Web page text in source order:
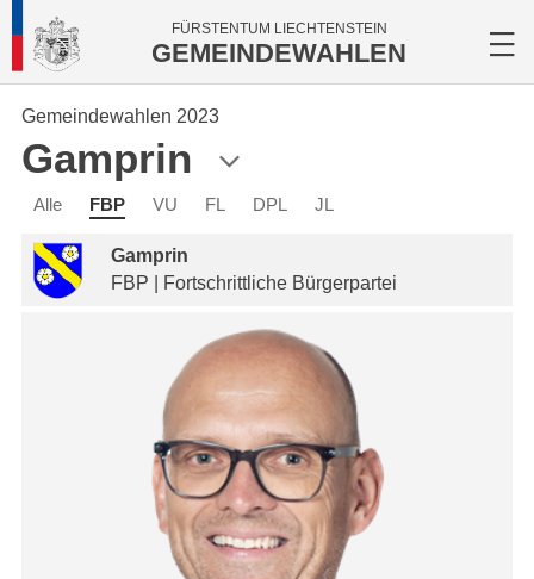
FÜRSTENTUM LIECHTENSTEIN
GEMEINDEWAHLEN
Gemeindewahlen 2023
Gamprin
Alle FBP VU FL DPL JL
Gamprin
FBP | Fortschrittliche Bürgerpartei